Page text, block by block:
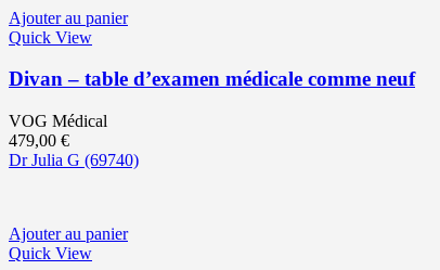
Ajouter au panier
Quick View
Divan – table d’examen médicale comme neuf
VOG Médical
479,00 €
Dr Julia G (69740)
Ajouter au panier
Quick View